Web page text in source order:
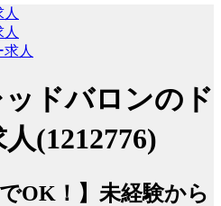
人
ドバロンのド
(1212776)
OK！】未経験から